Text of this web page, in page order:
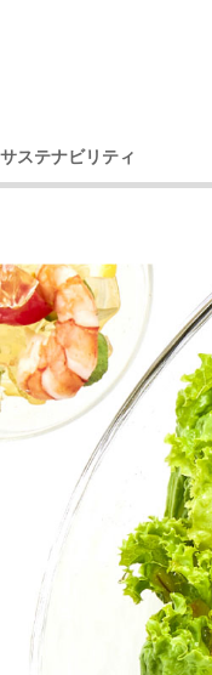
サステナビリティ
ーシティへの取り組み
ュニティへの取り組み
人権への取り組み
環境レポート
テナビリティ推進体制